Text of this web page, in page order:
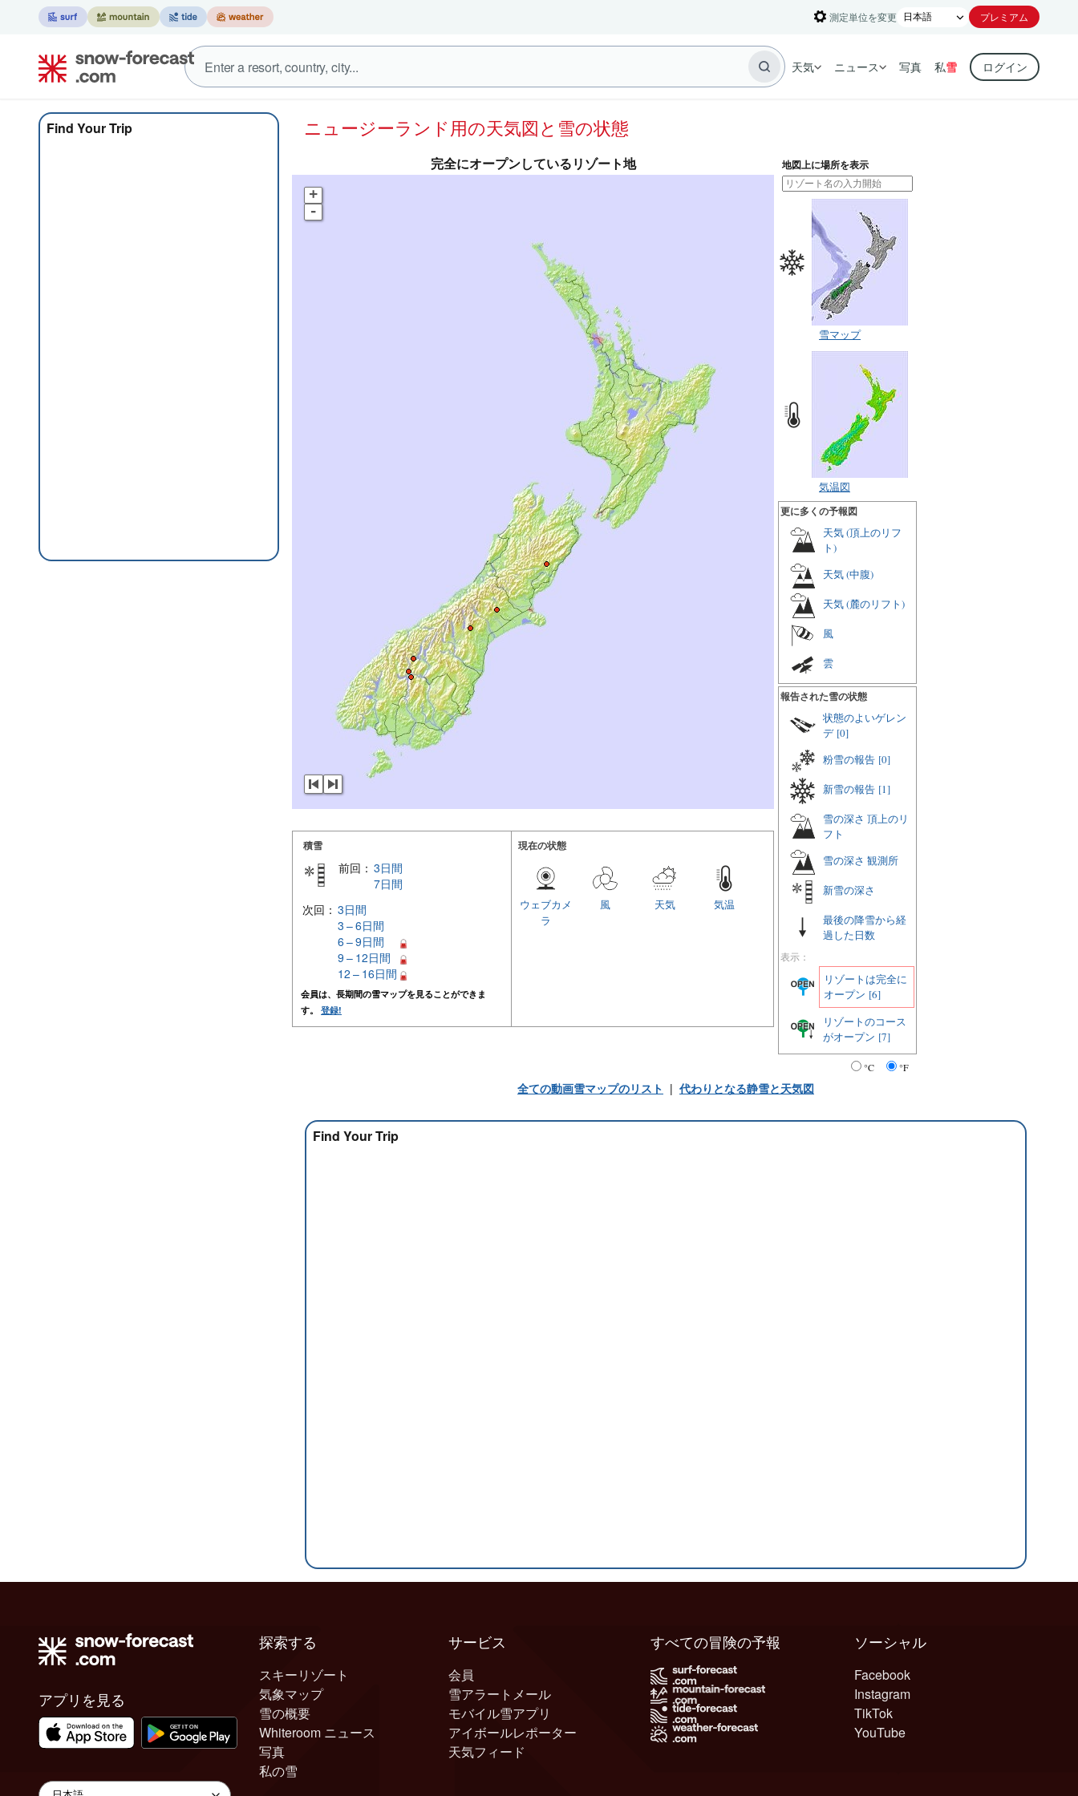
測定単位を変更 プレミアム
天気 ニュース 写真 私雪 ログイン
Find Your Trip ニュージーランド用の天気図と雪の状態
完全にオープンしているリゾート地
+
-
積雪
前回： 3日間
7日間
次回： 3日間
3 – 6日間
6 – 9日間
9 – 12日間
12 – 16日間
会員は、長期間の雪マップを見ることができま
す。 登録!
現在の状態
気温
天気
風
ウェブカメ
ラ
地図上に場所を表示
雪マップ
気温図
更に多くの予報図
天気 (頂上のリフ
ト)
天気 (中腹)
天気 (麓のリフト)
風
雲
報告された雪の状態
状態のよいゲレン
デ [0]
粉雪の報告 [0]
新雪の報告 [1]
雪の深さ 頂上のリ
フト
雪の深さ 観測所
新雪の深さ
最後の降雪から経
過した日数
表示：
リゾートは完全に
オープン [6]
リゾートのコース
がオープン [7]
°C °F
全ての動画雪マップのリスト | 代わりとなる静雪と天気図
Find Your Trip
アプリを見る
探索する
スキーリゾート
気象マップ
雪の概要
Whiteroom ニュース
写真
私の雪
サービス
会員
雪アラートメール
モバイル雪アプリ
アイボールレポーター
天気フィード
ソーシャル
Facebook
Instagram
TikTok
YouTube
すべての冒険の予報